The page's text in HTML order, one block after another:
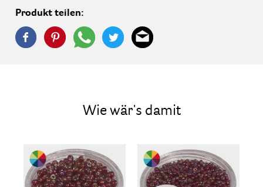
Produkt teilen:
Wie wär's damit